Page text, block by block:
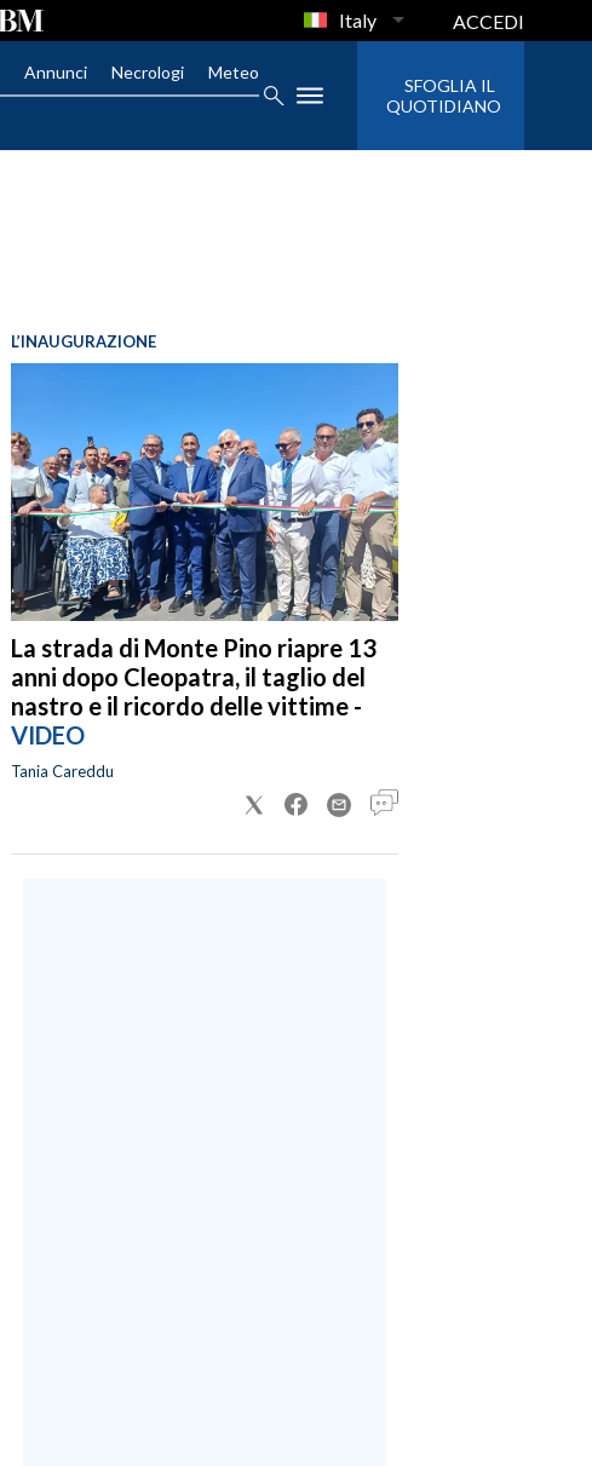
Italy ACCEDI
Annunci Necrologi Meteo
SFOGLIA IL
QUOTIDIANO
L’INAUGURAZIONE
La strada di Monte Pino riapre 13
anni dopo Cleopatra, il taglio del
nastro e il ricordo delle vittime -
VIDEO
Tania Careddu